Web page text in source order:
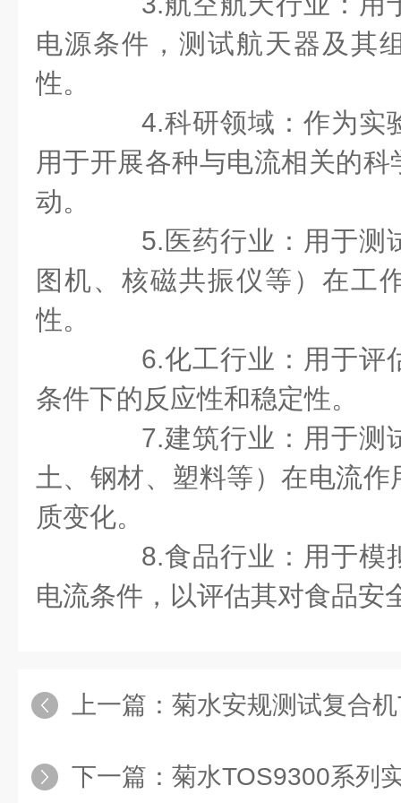
电源条件，测试航天器及其
性。
4.科研领域：作为实
用于开展各种与电流相关的
动。
5.医药行业：用于测
图机、核磁共振仪等）在工
性。
6.化工行业：用于评
条件下的反应性和稳定性。
7.建筑行业：用于测
土、钢材、塑料等）在电流
质变化。
8.食品行业：用于模
电流条件，以评估其对食品安
上一篇： 菊水安规测试复合
下一篇： 菊水TOS9300系列实现